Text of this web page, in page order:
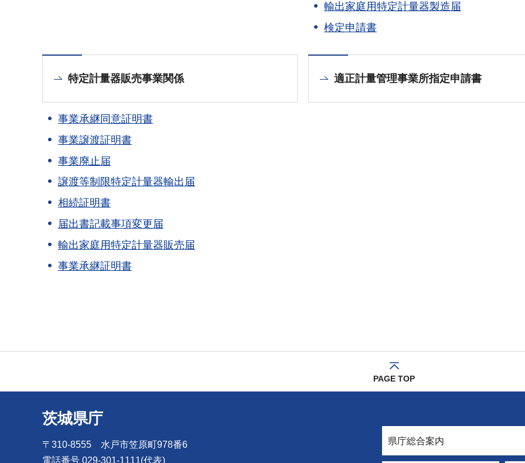
輸出家庭用特定計量器製造届
検定申請書
特定計量器販売事業関係
事業承継同意証明書
事業譲渡証明書
事業廃止届
譲渡等制限特定計量器輸出届
相続証明書
届出書記載事項変更届
輸出家庭用特定計量器販売届
事業承継証明書
適正計量管理事業所指定申請書
PAGE TOP
茨城県庁
〒310-8555 水戸市笠原町978番6
電話番号 029-301-1111(代表)
県庁総合案内